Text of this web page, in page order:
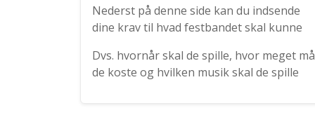
Nederst på denne side kan du indsende
dine krav til hvad festbandet skal kunne
Dvs. hvornår skal de spille, hvor meget må
de koste og hvilken musik skal de spille